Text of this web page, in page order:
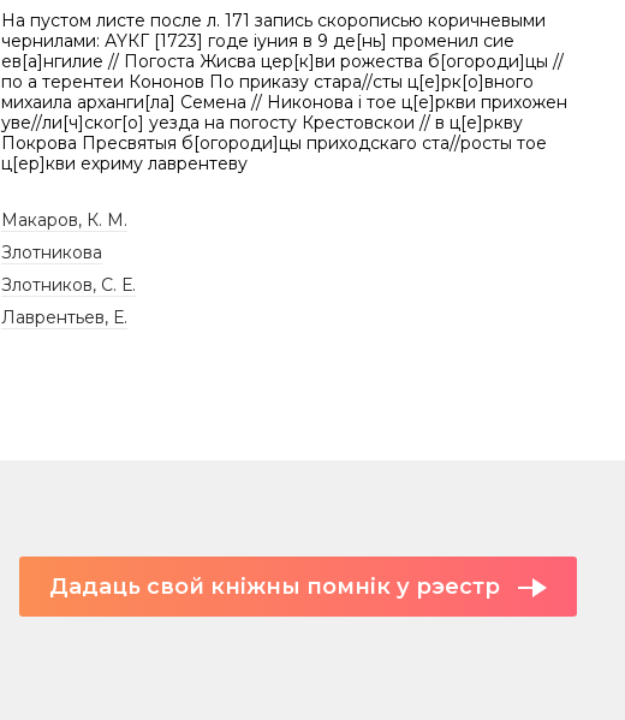
На пустом листе после л. 171 запись скорописью коричневыми
чернилами: АYКГ [1723] годе іуния в 9 де[нь] променил сие
ев[а]нгилие // Погоста Жисва цер[к]ви рожества б[огороди]цы //
по а терентеи Кононов По приказу стара//сты ц[е]рк[о]вного
михаила арханги[ла] Семена // Никонова і тое ц[е]ркви прихожен
уве//ли[ч]ског[о] уезда на погосту Крестовскои // в ц[е]ркву
Покрова Пресвятыя б[огороди]цы приходскаго ста//росты тое
ц[ер]кви ехриму лаврентеву
Макаров, К. М.
Злотникова
Злотников, С. Е.
Лаврентьев, Е.
Дадаць свой кніжны помнік у рэестр